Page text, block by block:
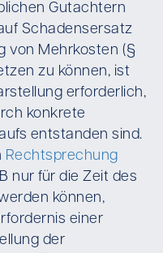
Gutachtern
Schadensersatz
von Mehrkosten (§
zu können, ist
erforderlich,
konkrete
entstanden sind.
Rechtsprechung
nur für die Zeit des
können,
einer
der